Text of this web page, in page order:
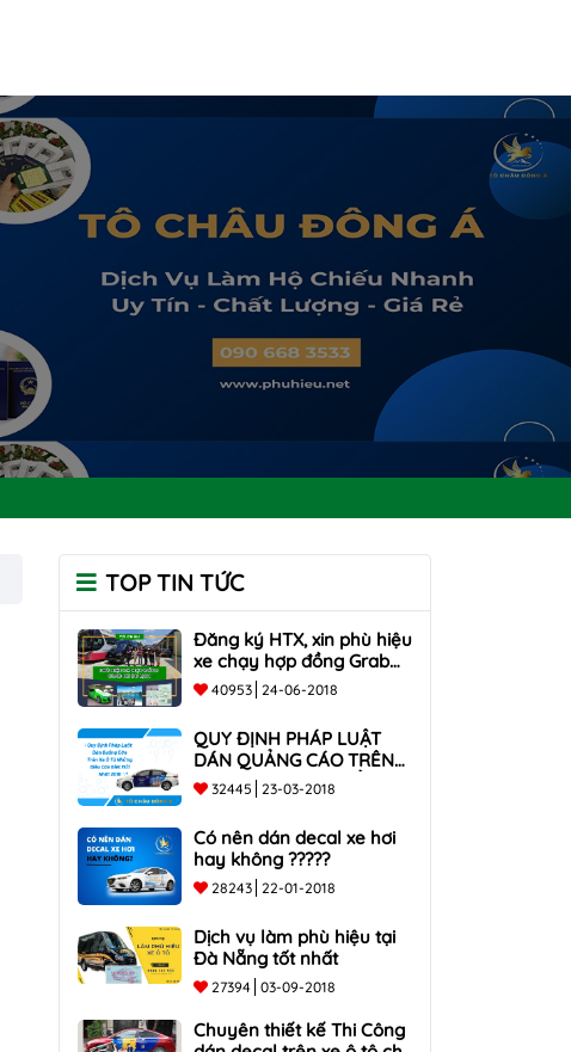
TOP TIN TỨC
Đăng ký HTX, xin phù hiệu
xe chạy hợp đồng Grab
taxi, Xe Du Lịch Tại Hồ Chí
Minh Giá Rẻ
40953 24-06-2018
QUY ĐỊNH PHÁP LUẬT
DÁN QUẢNG CÁO TRÊN
XE Ô TÔ NHỮNG ĐIỀU
CẦN BIẾT mới nhất 2018
???
32445 23-03-2018
Có nên dán decal xe hơi
hay không ?????
28243 22-01-2018
Dịch vụ làm phù hiệu tại
Đà Nẵng tốt nhất
27394 03-09-2018
Chuyên thiết kế Thi Công